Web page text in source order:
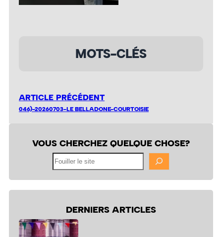
MOTS-CLÉS
ARTICLE PRÉCÉDENT
046)-20260703-LE BELLADONE-COURTOISIE
VOUS CHERCHEZ QUELQUE CHOSE?
DERNIERS ARTICLES